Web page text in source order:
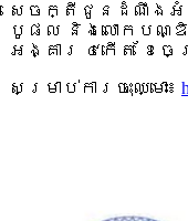
សេចក្តីជូនដំណឹងអំ
បូផល និងលោកបណ្ឌិត
អង្គារ ៤កើត ខែ
សម្រាប់ការចុះឈ្មោះ៖